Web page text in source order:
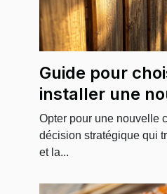
Guide pour
installer une
clôture durable
Opter pour une nouvelle
décision stratégique qui
et la...